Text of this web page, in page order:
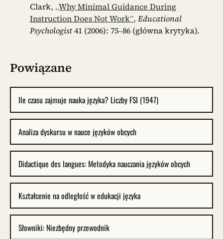
Clark, „Why Minimal Guidance During
Instruction Does Not Work”, Educational
Psychologist41 (2006): 75–86 (główna krytyka).
Powiązane
Ile czasu zajmuje nauka języka? Liczby FSI (1947)
Analiza dyskursu w nauce języków obcych
Didactique des langues: Metodyka nauczania języków obcych
Kształcenie na odległość w edukacji języka
Słowniki: Niezbędny przewodnik